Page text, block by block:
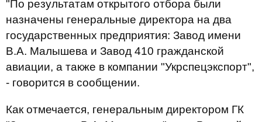
"По результатам открытого отбора были
назначены генеральные директора на два
государственных предприятия: Завод имени
В.А. Малышева и Завод 410 гражданской
авиации, а также в компании "Укрспецэкспорт",
- говорится в сообщении.
Как отмечается, генеральным директором ГК